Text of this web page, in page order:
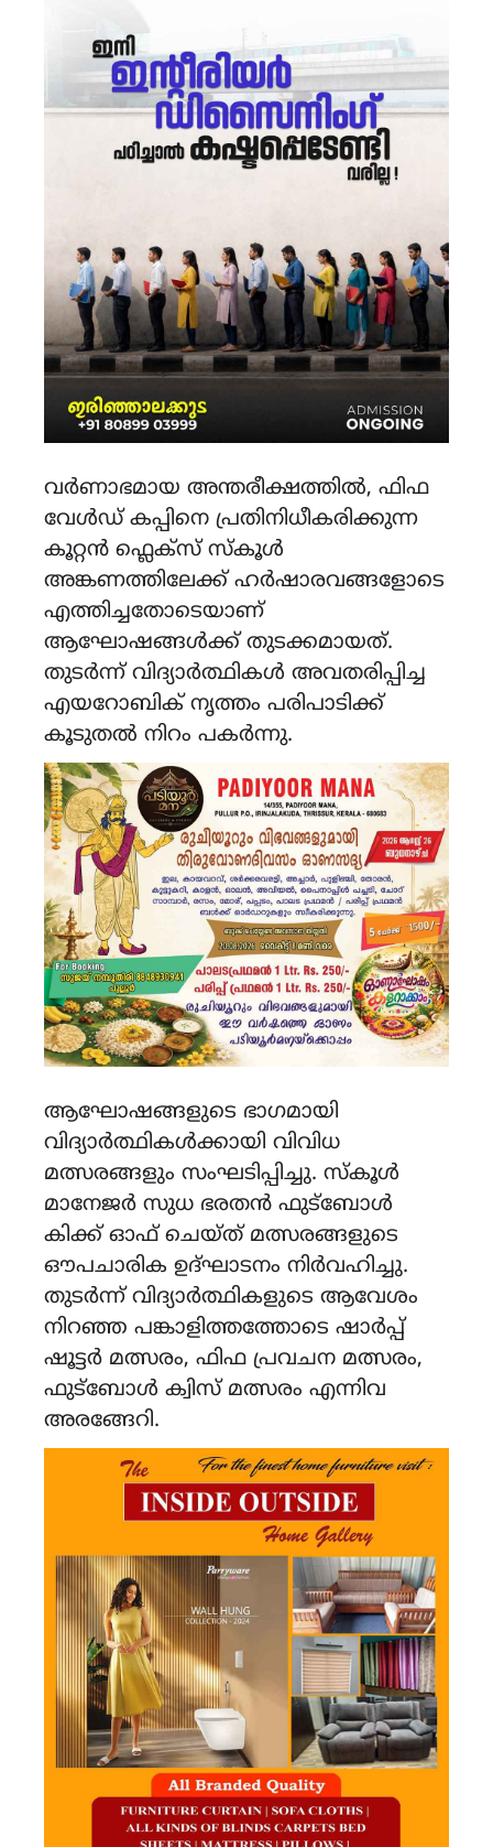
വർണാഭമായ അന്തരീക്ഷത്തിൽ, ഫിഫ
വേൾഡ് കപ്പിനെ പ്രതിനിധീകരിക്കുന്ന
കൂറ്റൻ ഫ്ലെക്സ് സ്കൂൾ
അങ്കണത്തിലേക്ക് ഹർഷാരവങ്ങളോടെ
എത്തിച്ചതോടെയാണ്
ആഘോഷങ്ങൾക്ക് തുടക്കമായത്.
തുടർന്ന് വിദ്യാർത്ഥികൾ അവതരിപ്പിച്ച
എയറോബിക് നൃത്തം പരിപാടിക്ക്
കൂടുതൽ നിറം പകർന്നു.
ആഘോഷങ്ങളുടെ ഭാഗമായി
വിദ്യാർത്ഥികൾക്കായി വിവിധ
മത്സരങ്ങളും സംഘടിപ്പിച്ചു. സ്കൂൾ
മാനേജർ സുധ ഭരതൻ ഫുട്ബോൾ
കിക്ക് ഓഫ് ചെയ്ത് മത്സരങ്ങളുടെ
ഔപചാരിക ഉദ്ഘാടനം നിർവഹിച്ചു.
തുടർന്ന് വിദ്യാർത്ഥികളുടെ ആവേശം
നിറഞ്ഞ പങ്കാളിത്തത്തോടെ ഷാർപ്പ്
ഷൂട്ടർ മത്സരം, ഫിഫ പ്രവചന മത്സരം,
ഫുട്ബോൾ ക്വിസ് മത്സരം എന്നിവ
അരങ്ങേറി.